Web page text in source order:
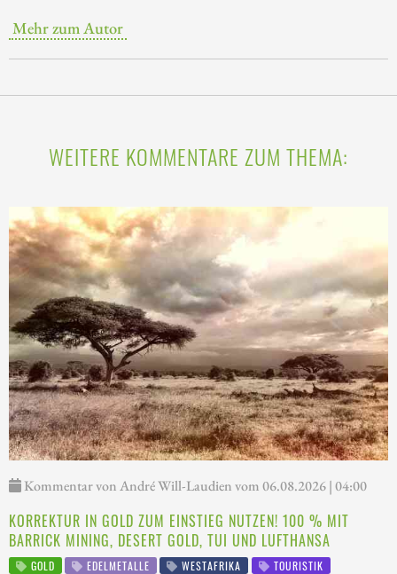
Mehr zum Autor
WEITERE KOMMENTARE ZUM THEMA:
Kommentar von André Will-Laudien vom 06.08.2026 | 04:00
KORREKTUR IN GOLD ZUM EINSTIEG NUTZEN! 100 % MIT
BARRICK MINING, DESERT GOLD, TUI UND LUFTHANSA
GOLD EDELMETALLE WESTAFRIKA TOURISTIK